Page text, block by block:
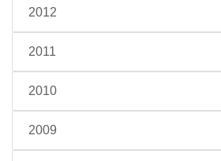
2012
2011
2010
2009